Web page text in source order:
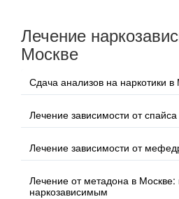
Лечение
Москве
Сдача анализов на наркотики в
Лечение зависимости от
Лечение зависимости от
Лечение от метадона в
наркозависимым